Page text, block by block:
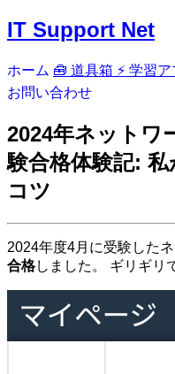
IT Support Net
ホーム 🧰 道具箱 ⚡ 学習ア
お問い合わせ
2024年ネットワ
験合格体験記:
コツ
2024年度4月に受験した
合格しました。 ギリギリ